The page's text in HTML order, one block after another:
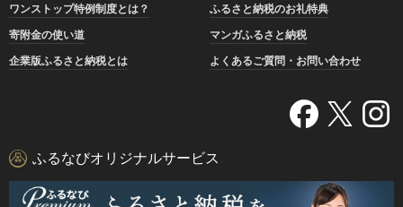
ワンストップ特例制度とは？
ふるさと納税のお礼特典
寄附金の使い道
マンガふるさと納税
企業版ふるさと納税とは
よくあるご質問・お問い合わせ
ふるなびオリジナルサービス